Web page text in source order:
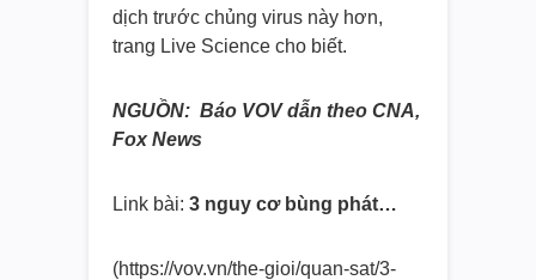
dịch trước chủng virus này hơn,
trang Live Science cho biết.
NGUỒN: Báo VOV dẫn theo CNA,
Fox News
Link bài: 3 nguy cơ bùng phát…
(https://vov.vn/the-gioi/quan-sat/3-